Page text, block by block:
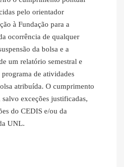
pelo orientador
à Fundação para a
ocorrência de qualquer
da bolsa e a
um relatório semestral e
de atividades
atribuída. O cumprimento
exceções justificadas,
do CEDIS e/ou da
UNL.